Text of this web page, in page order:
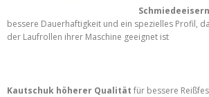
bessere Dauerhaftigkeit und ein spezielles Profil,
der Laufrollen ihrer Maschine geeignet ist
Kautschuk höherer Qualität für bessere